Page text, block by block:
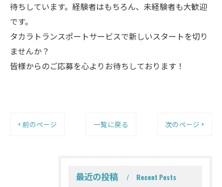
待ちしています。経験者はもちろん、未経験者も大歓迎
です。
タカラトランスポートサービスで新しいスタートを切り
ませんか？
皆様からのご応募を心よりお待ちしております！
< 前のページ 一覧に戻る 次のページ >
最近の投稿 Recent Posts